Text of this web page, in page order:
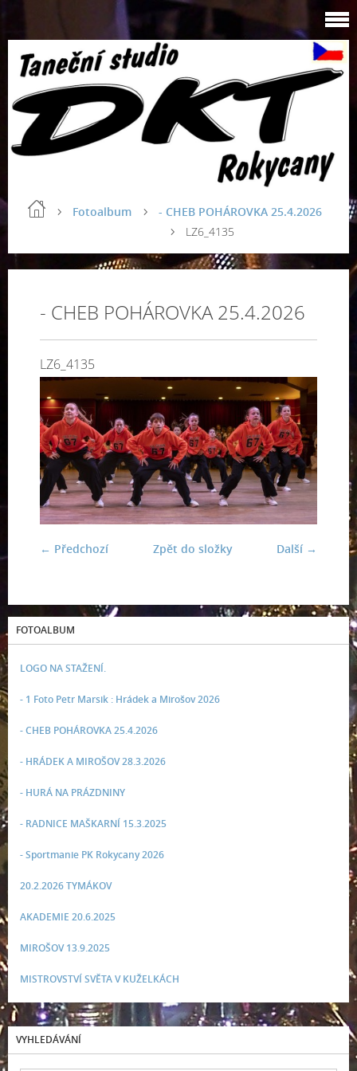
Fotoalbum
- CHEB POHÁROVKA 25.4.2026
LZ6_4135
- CHEB POHÁROVKA 25.4.2026
LZ6_4135
← Předchozí Další →
Zpět do složky
FOTOALBUM
LOGO NA STAŽENÍ.
- 1 Foto Petr Marsik : Hrádek a Mirošov 2026
- CHEB POHÁROVKA 25.4.2026
- HRÁDEK A MIROŠOV 28.3.2026
- HURÁ NA PRÁZDNINY
- RADNICE MAŠKARNÍ 15.3.2025
- Sportmanie PK Rokycany 2026
20.2.2026 TYMÁKOV
AKADEMIE 20.6.2025
MIROŠOV 13.9.2025
MISTROVSTVÍ SVĚTA V KUŽELKÁCH
VYHLEDÁVÁNÍ